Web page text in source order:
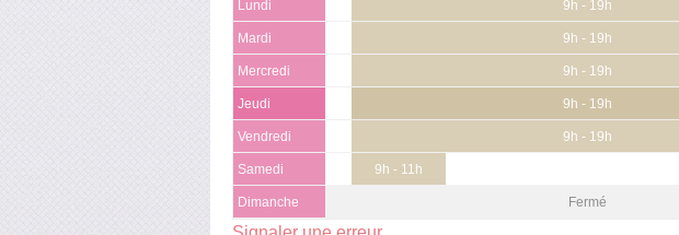
Lundi 9h - 19h
Mardi 9h - 19h
Mercredi 9h - 19h
Jeudi 9h - 19h
Vendredi 9h - 19h
Samedi 9h - 11h
Dimanche Fermé